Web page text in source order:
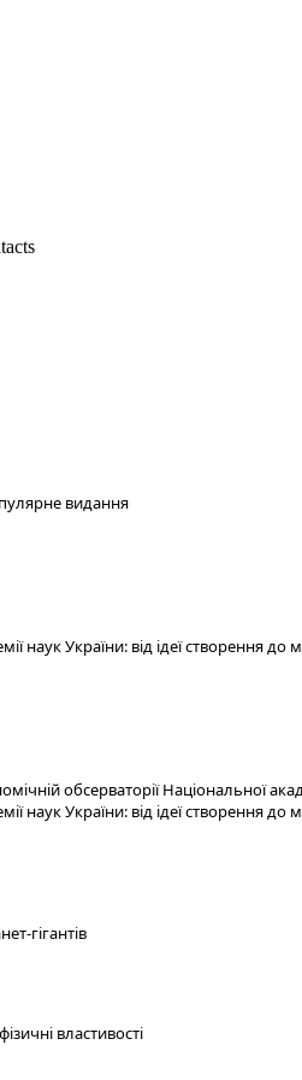
видання
наук України: від ідеї
обсерваторії Національної
наук України: від ідеї створення
гігантів
властивості